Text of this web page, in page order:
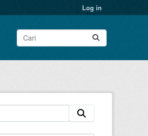
Log in